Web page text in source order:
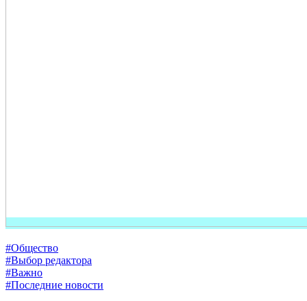
#Общество
#Выбор редактора
#Важно
#Последние новости